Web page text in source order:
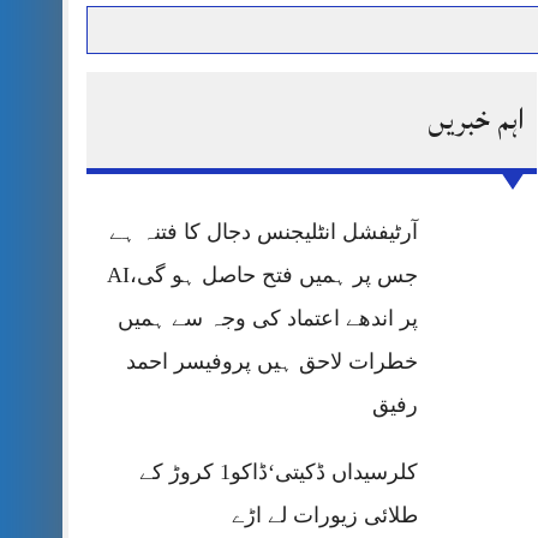
پر قربان
پریس کانفرنس
اہم خبریں
آرٹیفشل انٹلیجنس دجال کا فتنہ ہے
جس پر ہمیں فتح حاصل ہو گی،AI
پر اندھے اعتماد کی وجہ سے ہمیں
خطرات لاحق ہیں پروفیسر احمد
رفیق
کلرسیداں ڈکیتی‘ڈاکو1 کروڑ کے
طلائی زیورات لے اڑے